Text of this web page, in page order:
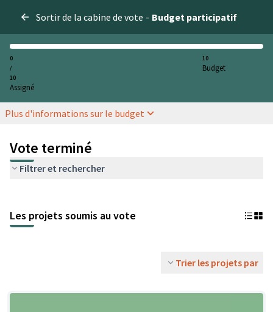
Sortir de la cabine de vote - Budget participatif
0
/
10
Assigné
10
Budget
Plus d'informations sur le budget
Vote terminé
Filtrer et rechercher
Les projets soumis au vote
Trier les projets par